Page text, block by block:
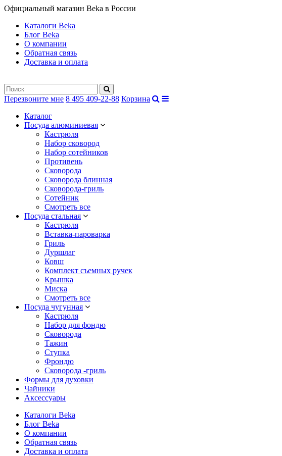
Официальный магазин Beka в России
Каталоги Beka
Блог Beka
О компании
Обратная связь
Доставка и оплата
Перезвоните мне 8 495 409-22-88 Корзина
Каталог
Посуда алюминиевая
Кастрюля
Набор сковород
Набор сотейников
Противень
Сковорода
Сковорода блинная
Сковорода-гриль
Сотейник
Смотреть все
Посуда стальная
Кастрюля
Вставка-пароварка
Гриль
Дуршлаг
Ковш
Комплект съемных ручек
Крышка
Миска
Смотреть все
Посуда чугунная
Кастрюля
Набор для фондю
Сковорода
Тажин
Ступка
Фрондю
Сковорода -гриль
Формы для духовки
Чайники
Аксессуары
Каталоги Beka
Блог Beka
О компании
Обратная связь
Доставка и оплата